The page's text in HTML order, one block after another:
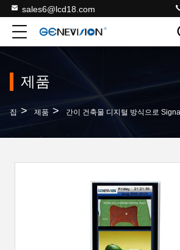
sales6@lcd18.com
제품
집 > 제품 > 간이 건축물 디지털 방식으로